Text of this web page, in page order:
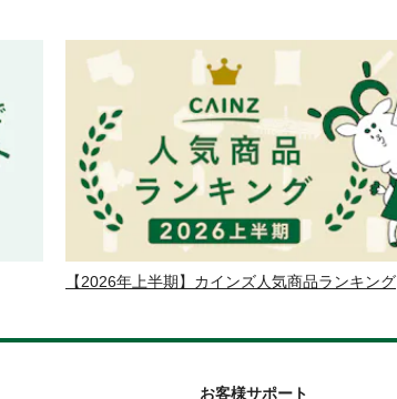
【2026年上半期】カインズ人気商品ランキング
お客様サポート